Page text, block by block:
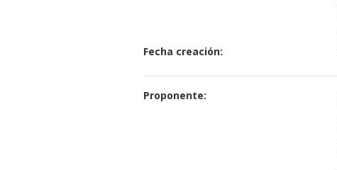
Fecha creación:
Proponente: